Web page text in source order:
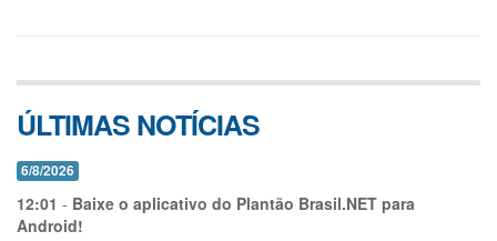
ÚLTIMAS NOTÍCIAS
6/8/2026
12:01 - Baixe o aplicativo do Plantão Brasil.NET para
Android!